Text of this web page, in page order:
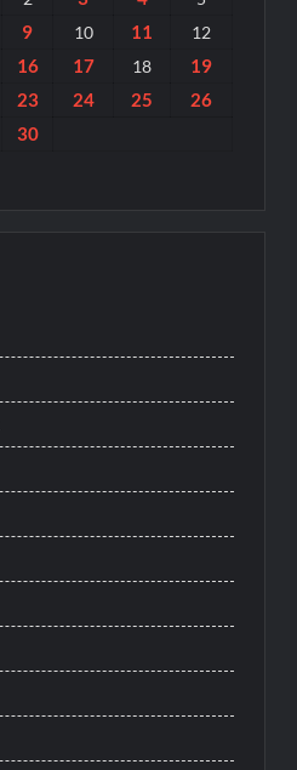
9 10 11
12
16 17 18
19
23 24 25
26
30